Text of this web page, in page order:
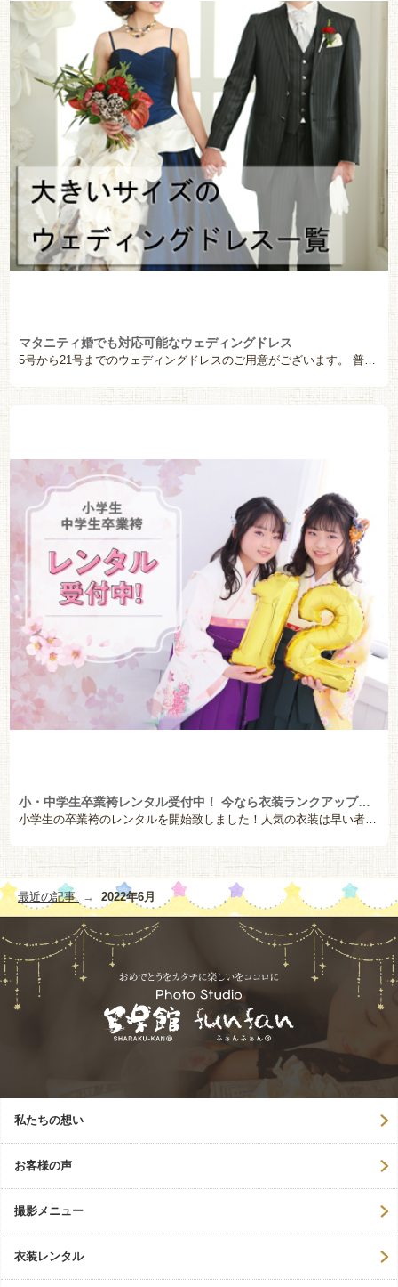
マタニティ婚でも対応可能なウェディングドレス
5号から21号までのウェディングドレスのご用意がございます。 普段着ている洋服のサイズと違い、ウェデ […]
小・中学生卒業袴レンタル受付中！ 今なら衣装ランクアップ半額！！写楽館 伝馬町店のご案内
最近の記事 2022年6月
私たちの想い
お客様の声
撮影メニュー
衣装レンタル